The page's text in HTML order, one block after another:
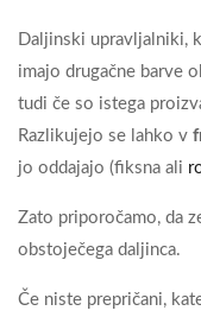
Daljinski upravljalniki,
imajo drugačne barve
tudi če so istega
Razlikujejo se lahko v
jo oddajajo (fiksna ali
Zato priporočamo, da
obstoječega daljinca.
Če niste prepričani,